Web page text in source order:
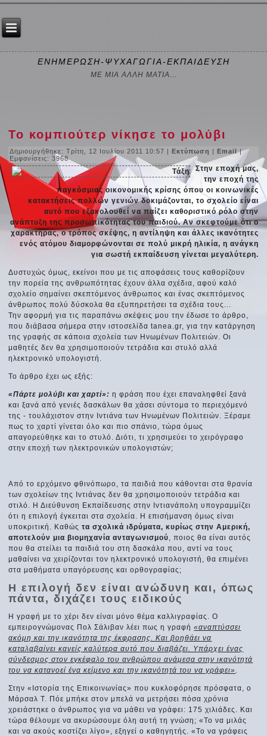
ΕΝΗΜΕΡΩΣΗ-ΨΥΧΑΓΩΓΙΑ-ΕΚΠΑΙΔΕΥΣΗ
ΜΕ ΜΙΑ ΑΛΛΗ ΜΑΤΙΑ...
Το κομπιούτερ νίκησε το μολύβι
Δημιουργήθηκε: Τρίτη, 12 Ιουλίου 2011 10:57 |Εκτύπωση |Email|
Εμφανίσεις: 3968
Στην εποχή μας,
την εποχή της
παγκόσμιας οικονομικής κρίσης όπου οι κοινωνικές
κατακτήσεις πολλών γενιών δοκιμάζονται, το σχολείο είναι
αυτό που εξακολουθεί να παίζει καθοριστικό ρόλο στην
ανάπτυξη της προσωπικότητας του παιδιού. Αν σκεφτούμε ότι ο
χαρακτήρας, ο τρόπος σκέψης, η αντίληψη και άλλες ικανότητες
ενός ατόμου διαμορφώνονται σε πολύ μικρή ηλικία, η ανάγκη
για σωστή εκπαίδευση γίνεται μεγαλύτερη.
Δυστυχώς όμως, εκείνοι που με τις αποφάσεις τους καθορίζουν
την πορεία της ανθρωπότητας έχουν άλλα σχέδια, αφού καλό
σχολείο σημαίνει σκεπτόμενος άνθρωπος και ένας σκεπτόμενος
άνθρωπος πολύ δύσκολα θα εξυπηρετήσει τα σχέδια τους...
Την αφορμή για τις παραπάνω σκέψεις μου την έδωσε το άρθρο,
που διάβασα σήμερα στην ιστοσελίδα tanea.gr, για την κατάργηση
της γραφής σε κάποια σχολεία των Ηνωμένων Πολιτειών. Οι
μαθητές δεν θα χρησιμοποιούν τετράδια και στυλό αλλά
ηλεκτρονικό υπολογιστή.
Το άρθρο έχει ως εξής:
«Πάρτε μολύβι και χαρτί»: η φράση που έχει επαναληφθεί ξανά
και ξανά από γενιές δασκάλων θα χάσει σύντομα το περιεχόμενό
της - τουλάχιστον στην Ιντιάνα των Ηνωμένων Πολιτειών. Ξέραμε
πως το χαρτί γίνεται όλο και πιο σπάνιο, τώρα όμως
απαγορεύθηκε και το στυλό. Διότι, τι χρησιμεύει το χειρόγραφο
στην εποχή των ηλεκτρονικών υπολογιστών;
Από το ερχόμενο φθινόπωρο, τα παιδιά που κάθονται στα θρανία
των σχολείων της Ιντιάνας δεν θα χρησιμοποιούν τετράδια και
στιλό. Η Διεύθυνση Εκπαίδευσης στην Ιντιανάπολη υπογραμμίζει
ότι η επιλογή έγκειται στα σχολεία. Η επισήμανση όμως είναι
υποκριτική. Καθώςτα σχολικά ιδρύματα, κυρίως στην Αμερική,
αποτελούν μια βιομηχανία ανταγωνισμού, ποιος θα είναι αυτός
που θα στείλει τα παιδιά του στη δασκάλα που, αντί να τους
μαθαίνει να χειρίζονται τον ηλεκτρονικό υπολογιστή, θα επιμένει
στα μαθήματα υπαγόρευσης και ορθογραφίας;
Η επιλογή δεν είναι ανώδυνη και, όπως
πάντα, διχάζει τους ειδικούς
Η γραφή με το χέρι δεν είναι μόνο θέμα καλλιγραφίας. Ο
εμπειρογνώμονας Πολ Σάλιβαν λέει πως η γραφή«αναπτύσσει
ακόμη και την ικανότητα της έκφρασης. Και βοηθάει να
καταλαβαίνει κανείς καλύτερα αυτό που διαβάζει. Υπάρχει ένας
σύνδεσμος στον εγκέφαλο του ανθρώπου ανάμεσα στην ικανότητά
του να κατανοεί ένα κείμενο και την ικανότητά του να γράφει» .
Στην «Ιστορία της Επικοινωνίας» που κυκλοφόρησε πρόσφατα, ο
Μάρσαλ Τ. Πόε μπήκε στον μπελά να μετρήσει πόσα χρόνια
χρειάστηκε ο άνθρωπος για να μάθει να γράφει: 175 χιλιάδες. Και
τώρα θέλουμε να ακυρώσουμε όλη αυτή τη γνώση; «Το να μιλάς
και να ακούς κοστίζει λίγο», εξηγεί ο καθηγητής. «Το να γράφεις